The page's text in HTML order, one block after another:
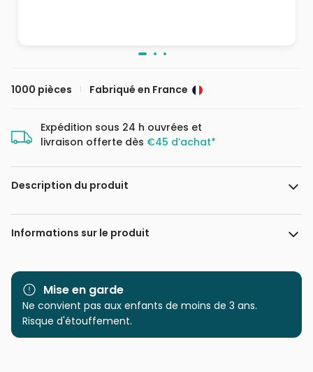
1000 pièces Fabriqué en France
Expédition sous 24 h ouvrées et
livraison offerte dès €45 d’achat*
Description du produit
Peter Adderley, Licensed by MGL, www.mglart.com
Informations sur le produit
Marque Bluebird Puzzle
Catégorie Puzzles - Chiens
Age
Puzzle pour Adultes (500 à
Mise en garde
Ne convient pas aux enfants de moins de 3 ans.
Risque d'étouffement.